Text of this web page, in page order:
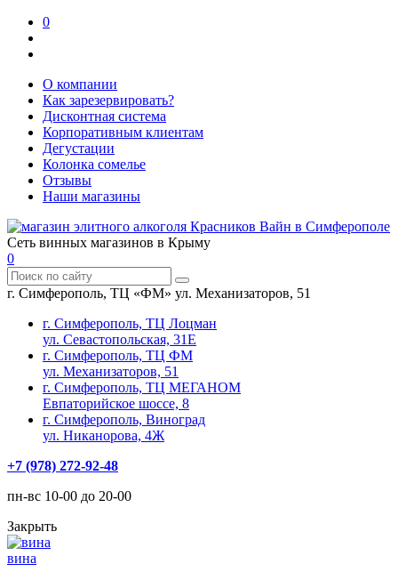
0
О компании
Как зарезервировать?
Дисконтная система
Корпоративным клиентам
Дегустации
Колонка сомелье
Отзывы
Наши магазины
Сеть винных магазинов в Крыму
0
г. Симферополь, ТЦ «ФМ» ул. Механизаторов, 51
г. Симферополь, ТЦ Лоцман
ул. Севастопольская, 31Е
г. Симферополь, ТЦ ФМ
ул. Механизаторов, 51
г. Симферополь, ТЦ МЕГАНОМ
Евпаторийское шоссе, 8
г. Симферополь, Виноград
ул. Никанорова, 4Ж
+7 (978) 272-92-48
пн-вс 10-00 до 20-00
Закрыть
вина